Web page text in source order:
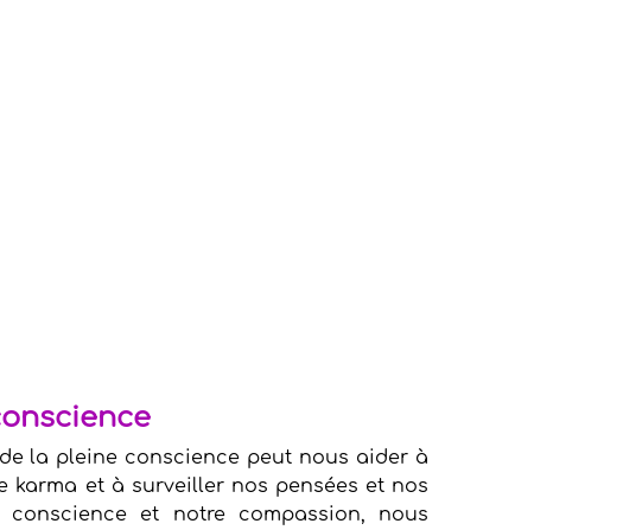
la pleine conscience peut nous aider à
karma et à surveiller nos pensées et nos
et notre compassion, nous